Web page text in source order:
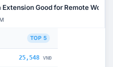
Good for Remote Work?
TOP 5
25,548 VNĐ